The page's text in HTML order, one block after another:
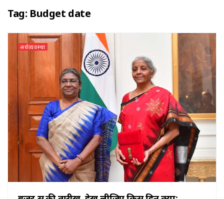
Tag: Budget date
अर्थव्यवस्था